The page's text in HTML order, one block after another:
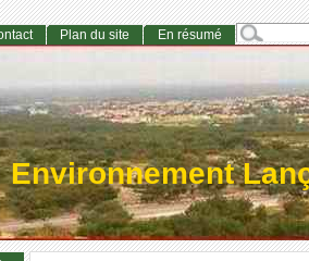
Environnement
Plan du site En résumé